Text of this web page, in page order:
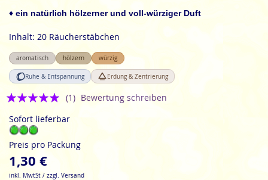
♦ ein natürlich hölzerner und voll-würziger Duft
Inhalt: 20 Räucherstäbchen
aromatisch hölzern würzig
Ruhe & Entspannung Erdung & Zentrierung
Bewertung:
(1) Bewertung schreiben
Sofort lieferbar
Preis pro Packung
1,30 €
inkl. MwtSt / zzgl. Versand